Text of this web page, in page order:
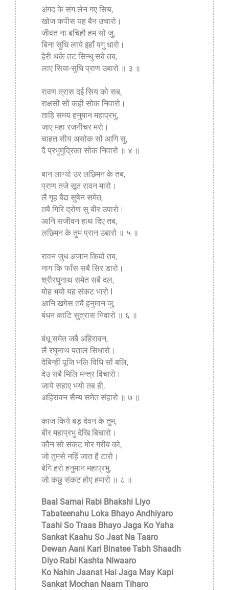
अंगद के संग लेन गए सिय,
खोज कपीस यह बैन उचारो।
जीवत ना बचिहौ हम सो जु,
बिना सुधि लाये इहाँ पगु धारो।
हेरी थके तट सिन्धु सबे तब,
लाए सिया-सुधि प्राण उबारो ॥ ३ ॥
रावण त्रास दई सिय को सब,
राक्षसी सों कही सोक निवारो।
ताहि समय हनुमान महाप्रभु,
जाए महा रजनीचर मरो।
चाहत सीय असोक सों आगि सु,
दै प्रभुमुद्रिका सोक निवारो ॥ ४ ॥
बान लाग्यो उर लछिमन के तब,
प्राण तजे सूत रावन मारो।
लै गृह बैद्य सुषेन समेत,
तबै गिरि द्रोण सु बीर उपारो।
आनि सजीवन हाथ दिए तब,
लछिमन के तुम प्रान उबारो ॥ ५ ॥
रावन जुध अजान कियो तब,
नाग कि फाँस सबै सिर डारो।
श्रीरघुनाथ समेत सबै दल,
मोह भयो यह संकट भारो I
आनि खगेस तबै हनुमान जु,
बंधन काटि सुत्रास निवारो ॥ ६ ॥
बंधू समेत जबै अहिरावन,
लै रघुनाथ पताल सिधारो।
देबिन्हीं पूजि भलि विधि सों बलि,
देउ सबै मिलि मन्त्र विचारो।
जाये सहाए भयो तब ही,
अहिरावन सैन्य समेत संहारो ॥ ७ ॥
काज किये बड़ देवन के तुम,
बीर महाप्रभु देखि बिचारो।
कौन सो संकट मोर गरीब को,
जो तुमसे नहिं जात है टारो।
बेगि हरो हनुमान महाप्रभु,
जो कछु संकट होए हमारो ॥ ८ ॥
Baal Samai Rabi Bhakshi Liyo
Tabateenahu Loka Bhayo Andhiyaro
Taahi So Traas Bhayo Jaga Ko Yaha
Sankat Kaahu So Jaat Na Taaro
Dewan Aani Kari Binatee Tabh Shaadh
Diyo Rabi Kashta Niwaaro
Ko Nahin Jaanat Hai Jaga May Kapi
Sankat Mochan Naam Tiharo